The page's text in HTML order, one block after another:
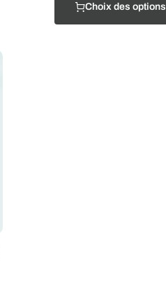
Choix des options